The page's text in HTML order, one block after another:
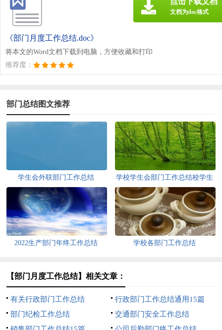
《部门月度工作总结.doc》
将本文的Word文档下载到电脑，方便收藏和打印
推荐度：
文档为doc格式
部门总结图文推荐
学生会外联部门工作总结
学校学生会部门工作总结校学生
会的工作总结
2022生产部门年终工作总结 学校各部门工作总结
【部门月度工作总结】相关文章：
有关行政部门工作总结
行政部门工作总结通用15篇
部门纪检工作总结
交通部门安全工作总结